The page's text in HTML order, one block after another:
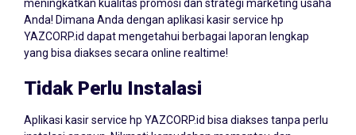
Anda! Dimana Anda dengan aplikasi kasir service hp
YAZCORP.id dapat mengetahui berbagai laporan lengkap
yang bisa diakses secara online realtime!
Tidak Perlu Instalasi
instalasi apapun. Nikmati kemudahan memantau dan